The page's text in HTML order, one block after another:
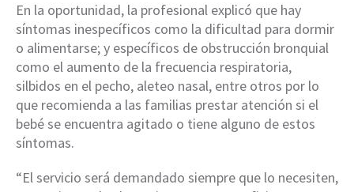
En la oportunidad, la profesional explicó que hay
síntomas inespecíficos como la dificultad para dormir
o alimentarse; y específicos de obstrucción bronquial
como el aumento de la frecuencia respiratoria,
silbidos en el pecho, aleteo nasal, entre otros por lo
que recomienda a las familias prestar atención si el
bebé se encuentra agitado o tiene alguno de estos
síntomas.
“El servicio será demandado siempre que lo necesiten,